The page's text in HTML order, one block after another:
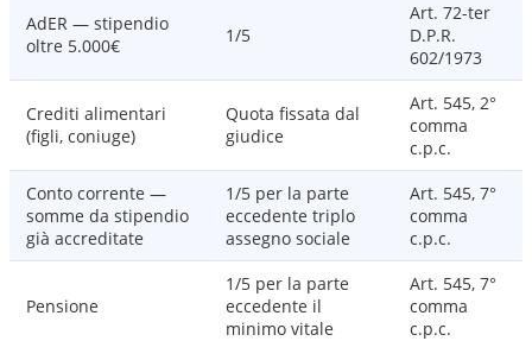
AdER — stipendio
oltre 5.000€
1/5
Art. 72-ter
D.P.R.
602/1973
Crediti alimentari
(figli, coniuge)
Quota fissata dal
giudice
Art. 545, 2°
comma
c.p.c.
Conto corrente —
somme da stipendio
già accreditate
1/5 per la parte
eccedente triplo
assegno sociale
Art. 545, 7°
comma
c.p.c.
Pensione
1/5 per la parte
eccedente il
minimo vitale
Art. 545, 7°
comma
c.p.c.